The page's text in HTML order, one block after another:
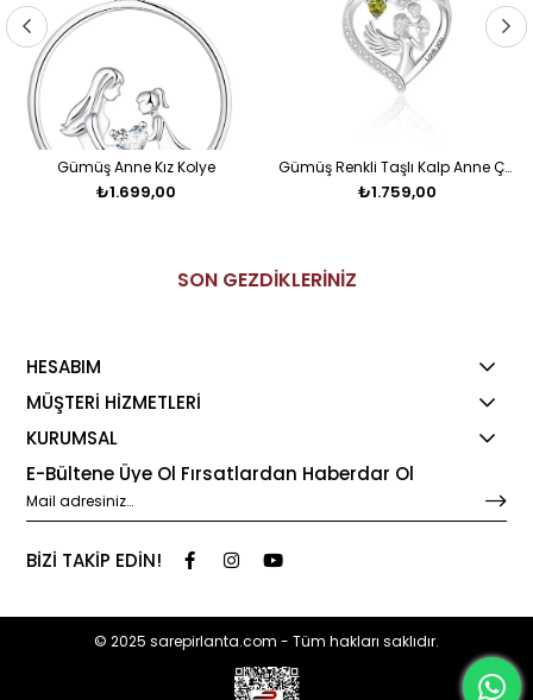
Gümüş Anne Kız Kolye
₺1.699,00
Gümüş Renkli Taşlı Kalp Anne Çocuk Kolye
₺1.759,00
SON GEZDİKLERİNİZ
HESABIM
MÜŞTERİ HİZMETLERİ
KURUMSAL
E-Bültene Üye Ol Fırsatlardan Haberdar Ol
BİZİ TAKİP EDİN!
© 2025 sarepirlanta.com - Tüm hakları saklıdır.